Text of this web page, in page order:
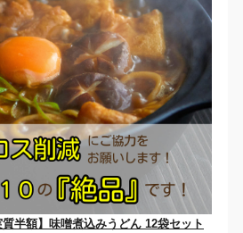
半額】味噌煮込みうどん 12袋セット